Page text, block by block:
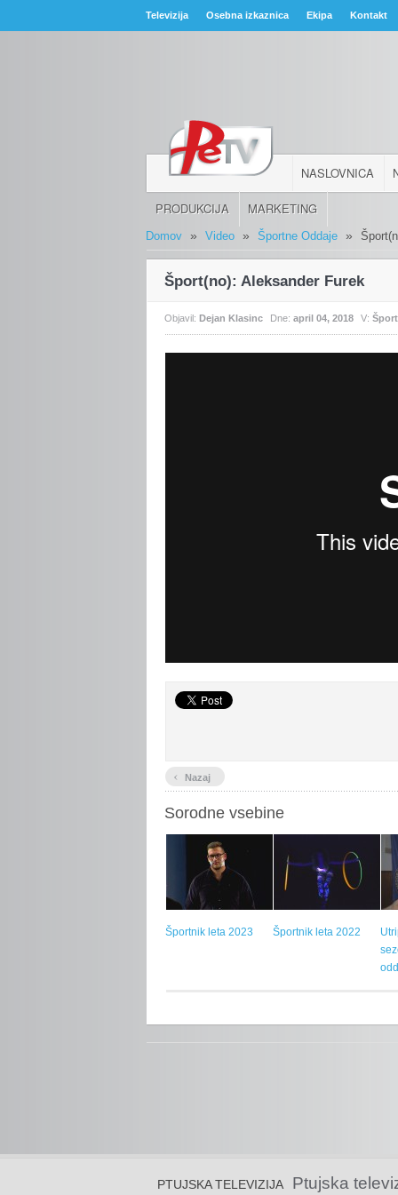
Televizija Osebna izkaznica Ekipa Kontakt
NASLOVNICA
PRODUKCIJA MARKETING
Domov » Video » Športne Oddaje »
Šport(no): Aleksander Furek
Objavil:Dejan Klasinc Dne:april 04, 2018 V:
‹ Nazaj
Sorodne vsebine
Športnik leta 2023 Športnik leta 2022
PTUJSKA TELEVIZIJA
Ptujska